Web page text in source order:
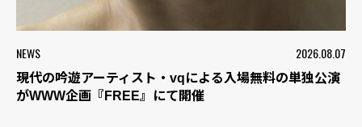
NEWS 2026.08.07
現代の吟遊アーティスト・vqによる入場無料の単独公演
がWWW企画『FREE』にて開催